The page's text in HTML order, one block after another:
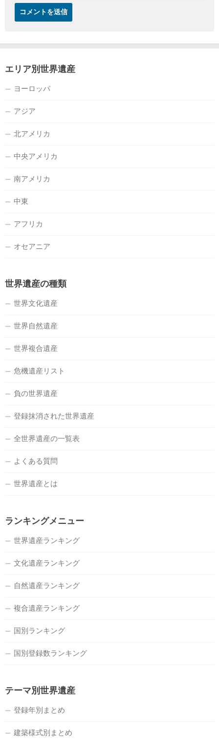
エリア別世界遺産
ヨーロッパ
アジア
北アメリカ
中央アメリカ
南アメリカ
中東
アフリカ
オセアニア
世界遺産の種類
世界文化遺産
世界自然遺産
世界複合遺産
危機遺産リスト
負の世界遺産
登録抹消された世界遺産
全世界遺産の一覧表
よくある質問
世界遺産とは
ランキングメニュー
世界遺産ランキング
文化遺産ランキング
自然遺産ランキング
複合遺産ランキング
国別ランキング
国別登録数ランキング
テーマ別世界遺産
登録年別まとめ
建築様式別まとめ